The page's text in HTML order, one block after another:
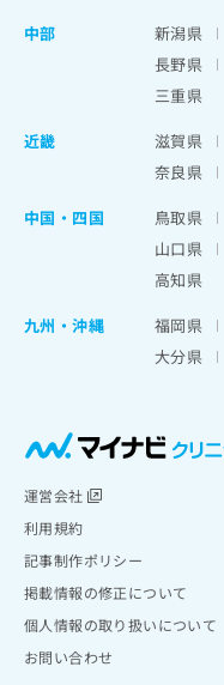
中部
新潟県
長野県
三重県
近畿
滋賀県
奈良県
中国・四国
鳥取県
山口県
高知県
九州・沖縄
福岡県
大分県
運営会社
利用規約
記事制作ポリシー
掲載情報の修正について
個人情報の取り扱いについて
お問い合わせ